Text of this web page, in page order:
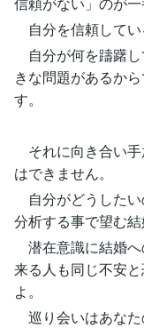
自分を信頼してい
自分が何を躊躇
きな問題があるか
す。
それに向き合い
はできません。
自分がどうした
分析する事で望む結
潜在意識に結婚
来る人も同じ不安
よ。
巡り会いはあなた